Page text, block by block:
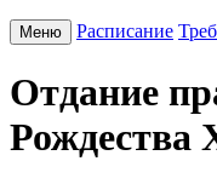
Меню Расписание
Отдание
Рождества